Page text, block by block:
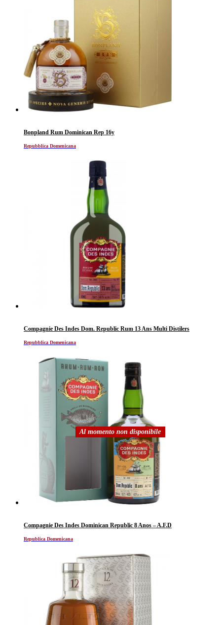
Bonpland Rum Dominican Rep 16y
Repubblica Domenicana
Compagnie Des Indes Dom. Republic Rum 13 Ans Multi Distilers
Repubblica Domenicana
Al momento non disponibile
Compagnie Des Indes Dominican Republic 8 Anos – A.F.D
Republica Domenicana